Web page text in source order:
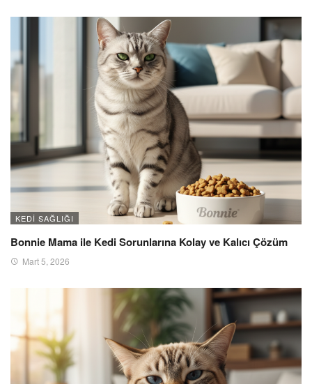
KEDI SAĞLIĞI
Bonnie Mama ile Kedi Sorunlarına Kolay ve Kalıcı Çözüm
Mart 5, 2026